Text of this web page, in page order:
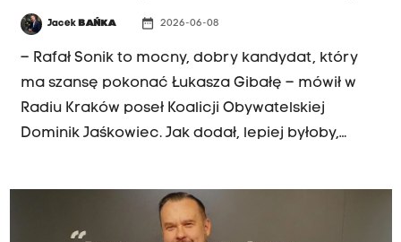
Jacek BAŃKA date_range 2026-06-08
– Rafał Sonik to mocny, dobry kandydat, który
ma szansę pokonać Łukasza Gibałę – mówił w
Radiu Kraków poseł Koalicji Obywatelskiej
Dominik Jaśkowiec. Jak dodał, lepiej byłoby,
Aleksander Miszalski, bo mogłoby to być
„pewnego rodzaju obciążenie wizerunkowe”.